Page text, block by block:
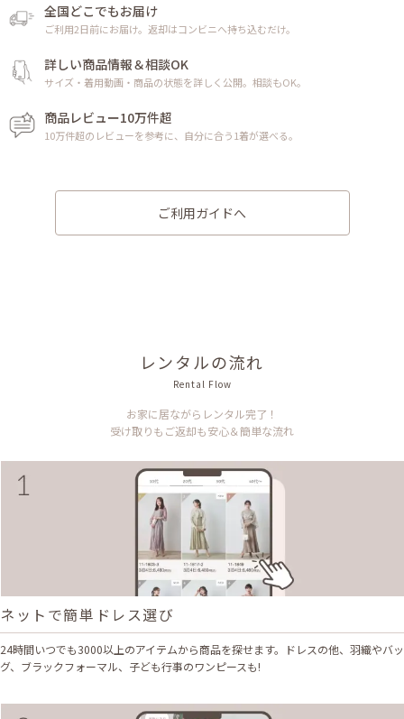
全国どこでもお届け
ご利用2日前にお届け。返却はコンビニへ持ち込むだけ。
詳しい商品情報＆相談OK
サイズ・着用動画・商品の状態を詳しく公開。相談もOK。
商品レビュー10万件超
10万件超のレビューを参考に、自分に合う1着が選べる。
ご利用ガイドへ
レンタルの流れ
Rental Flow
お家に居ながらレンタル完了！
受け取りもご返却も安心＆簡単な流れ
ネットで簡単ドレス選び
24時間いつでも3000以上のアイテムから商品を探せます。ドレスの他、羽織やバッ
グ、ブラックフォーマル、子ども行事のワンピースも!